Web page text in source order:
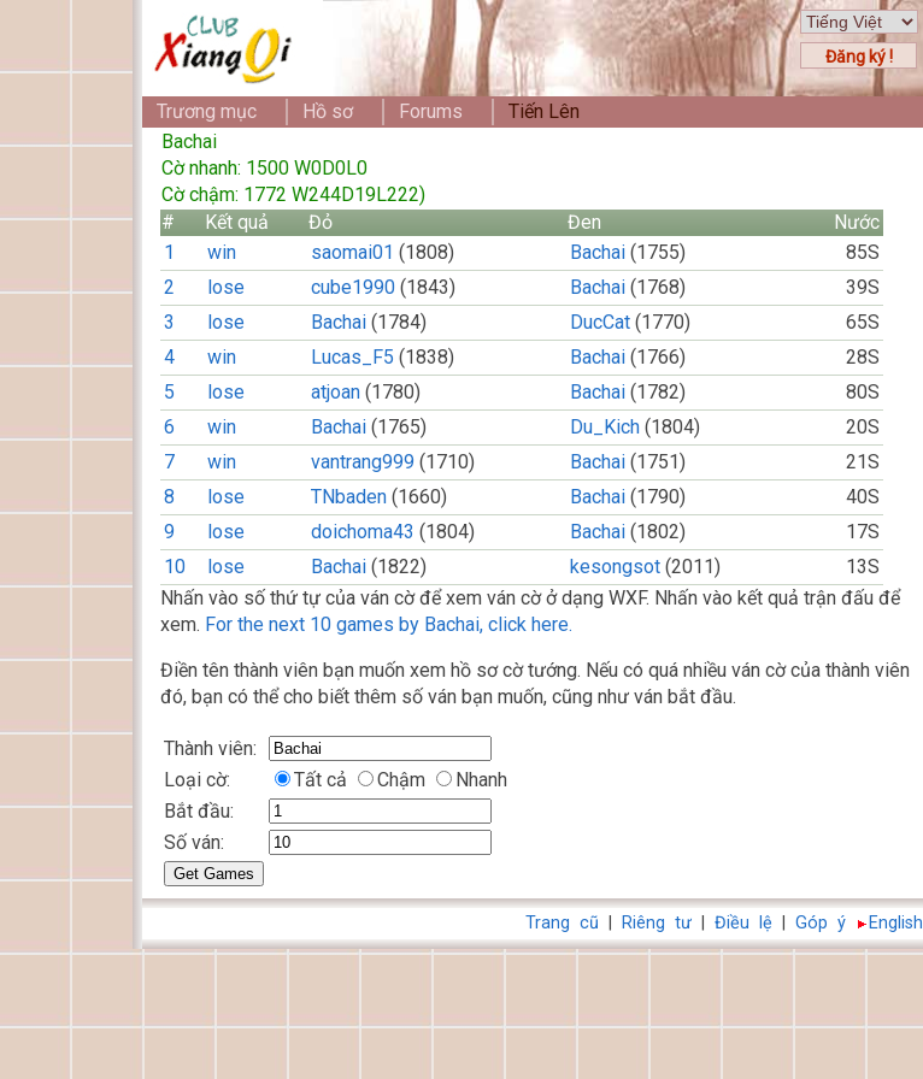
Đăng ký !
Trương mục Hồ sơ Forums
Tiến Lên
Bachai
Cờ nhanh: 1500 W0D0L0
Cờ chậm: 1772 W244D19L222)
#
Kết quả Đỏ Đen
Nước
1
win saomai01 (1808) Bachai (1755)
85S
2
lose cube1990 (1843) Bachai (1768)
39S
3
lose Bachai (1784) DucCat (1770)
65S
4
win Lucas_F5 (1838) Bachai (1766)
28S
5
lose atjoan (1780) Bachai (1782)
80S
6
win Bachai (1765) Du_Kich (1804)
20S
7
win vantrang999 (1710) Bachai (1751)
21S
8
lose TNbaden (1660) Bachai (1790)
40S
9
lose doichoma43 (1804) Bachai (1802)
17S
10
lose Bachai (1822) kesongsot (2011)
13S
Nhấn vào số thứ tự của ván cờ để xem ván cờ ở dạng WXF. Nhấn vào kết quả trận đấu để
xem. For the next 10 games by Bachai, click here.
Điền tên thành viên bạn muốn xem hồ sơ cờ tướng. Nếu có quá nhiều ván cờ của thành viên
đó, bạn có thể cho biết thêm số ván bạn muốn, cũng như ván bắt đầu.
Thành viên:
Loại cờ:
Tất cả Chậm
Nhanh
Bắt đầu:
Số ván:
English
Góp ý
Điều lệ
Riêng tư
Trang cũ